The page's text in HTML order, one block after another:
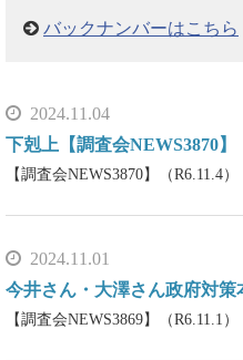
バックナンバーはこちら
2024.11.04
下剋上【調査会NEWS3870】
【調査会NEWS3870】（
2024.11.01
今井さん・大澤さん政府対策
【調査会NEWS3869】（